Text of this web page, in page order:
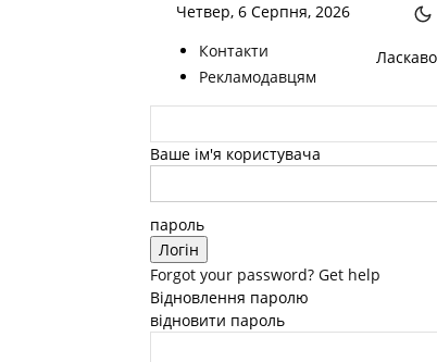
Четвер, 6 Серпня, 2026
Контакти
Рекламодавцям
Ваше ім'я користувача
пароль
Forgot your password? Get help
Відновлення паролю
відновити пароль